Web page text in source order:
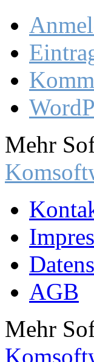
Mehr
AGB
Mehr